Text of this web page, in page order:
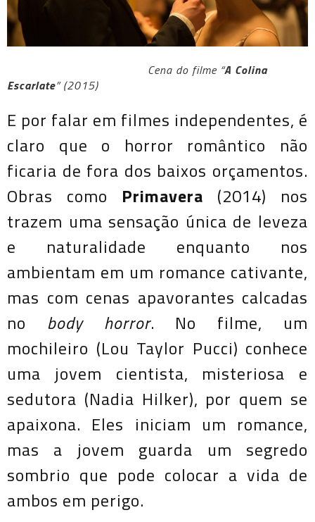
Cena do filme “A Colina
Escarlate” (2015)
E por falar em filmes independentes, é
claro que o horror romântico não
ficaria de fora dos baixos orçamentos.
Obras como Primavera (2014) nos
trazem uma sensação única de leveza
e naturalidade enquanto nos
ambientam em um romance cativante,
mas com cenas apavorantes calcadas
no body horror. No filme, um
mochileiro (Lou Taylor Pucci) conhece
uma jovem cientista, misteriosa e
sedutora (Nadia Hilker), por quem se
apaixona. Eles iniciam um romance,
mas a jovem guarda um segredo
sombrio que pode colocar a vida de
ambos em perigo.